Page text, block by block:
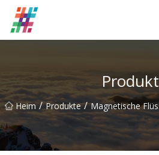
Heim / Produkte / Magnetische